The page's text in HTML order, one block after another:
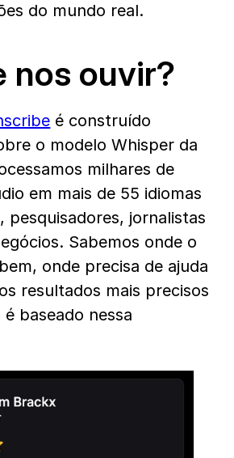
do mundo real.
nos ouvir?
é construído
o modelo Whisper da
milhares de
em mais de 55 idiomas
pesquisadores, jornalistas
Sabemos onde o
onde precisa de ajuda
resultados mais precisos
baseado nessa